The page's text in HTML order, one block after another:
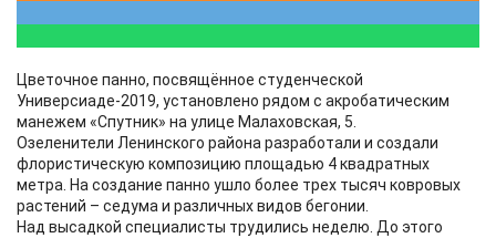
Цветочное панно, посвящённое студенческой
Универсиаде-2019, установлено рядом с акробатическим
манежем «Спутник» на улице Малаховская, 5.
Озеленители Ленинского района разработали и создали
флористическую композицию площадью 4 квадратных
метра. На создание панно ушло более трех тысяч ковровых
растений – седума и различных видов бегонии.
Над высадкой специалисты трудились неделю. До этого